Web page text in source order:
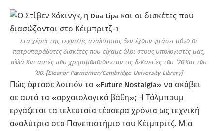
Στα χέρια της τεχνικής αναλύτριας δεν έχουν φτάσει μόνο οι
πατροπαράδοτες δισκέτες που είχαμε όλοι στους υπολογιστές μας,
αλλά και αυτές που χρησιμοποιούνταν τις δεκαετίες του ’70 και του
’80. [Eleanor Parmenter/Cambridge University Library]
Πώς έφτασε λοιπόν το «Future Nostalgia» να σκάβει
σε αυτά τα «αρχαιολογικά βάθη»; Η Τάλμπουμ
εργάζεται τα τελευταία τέσσερα χρόνια ως τεχνική
αναλύτρια στο Πανεπιστήμιο του Κέιμπριτζ. Μία